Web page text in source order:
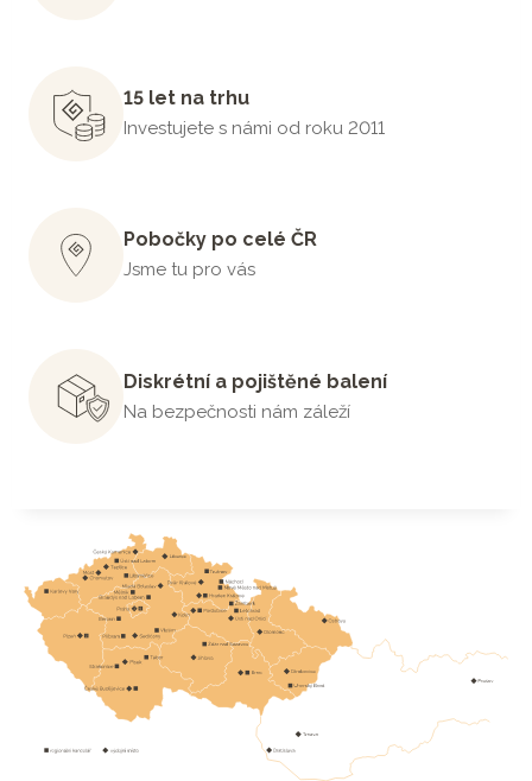
15 let na trhu
Investujete s námi od roku 2011
Pobočky po celé ČR
Jsme tu pro vás
Diskrétní a pojištěné balení
Na bezpečnosti nám záleží